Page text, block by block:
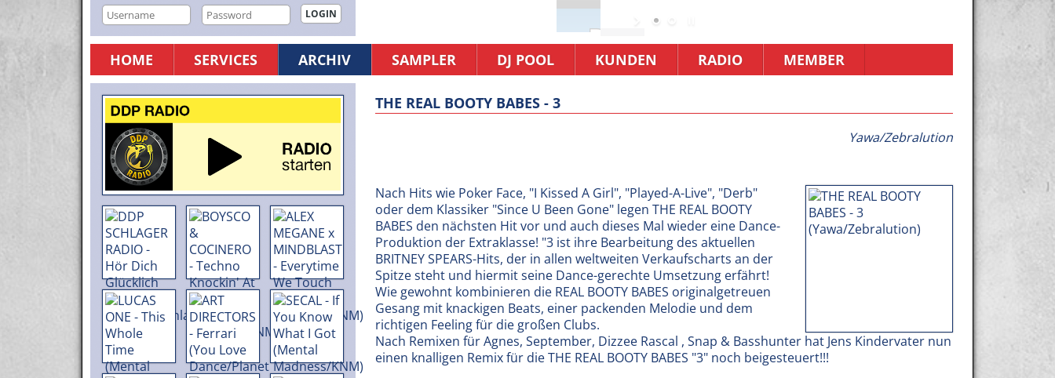
HOME SERVICES ARCHIV SAMPLER DJ POOL KUNDEN RADIO MEMBER
THE REAL BOOTY BABES - 3
Yawa/Zebralution
Nach Hits wie Poker Face, "I Kissed A Girl", "Played-A-Live", "Derb"
oder dem Klassiker "Since U Been Gone" legen THE REAL BOOTY
BABES den nächsten Hit vor und auch dieses Mal wieder eine Dance-
Produktion der Extraklasse! "3 ist ihre Bearbeitung des aktuellen
BRITNEY SPEARS-Hits, der in allen weltweiten Verkaufscharts an der
Spitze steht und hiermit seine Dance-gerechte Umsetzung erfährt!
Wie gewohnt kombinieren die REAL BOOTY BABES originalgetreuen
Gesang mit knackigen Beats, einer packenden Melodie und dem
richtigen Feeling für die großen Clubs.
Nach Remixen für Agnes, September, Dizzee Rascal , Snap & Basshunter hat Jens Kindervater nun
einen knalligen Remix für die THE REAL BOOTY BABES "3" noch beigesteuert!!!